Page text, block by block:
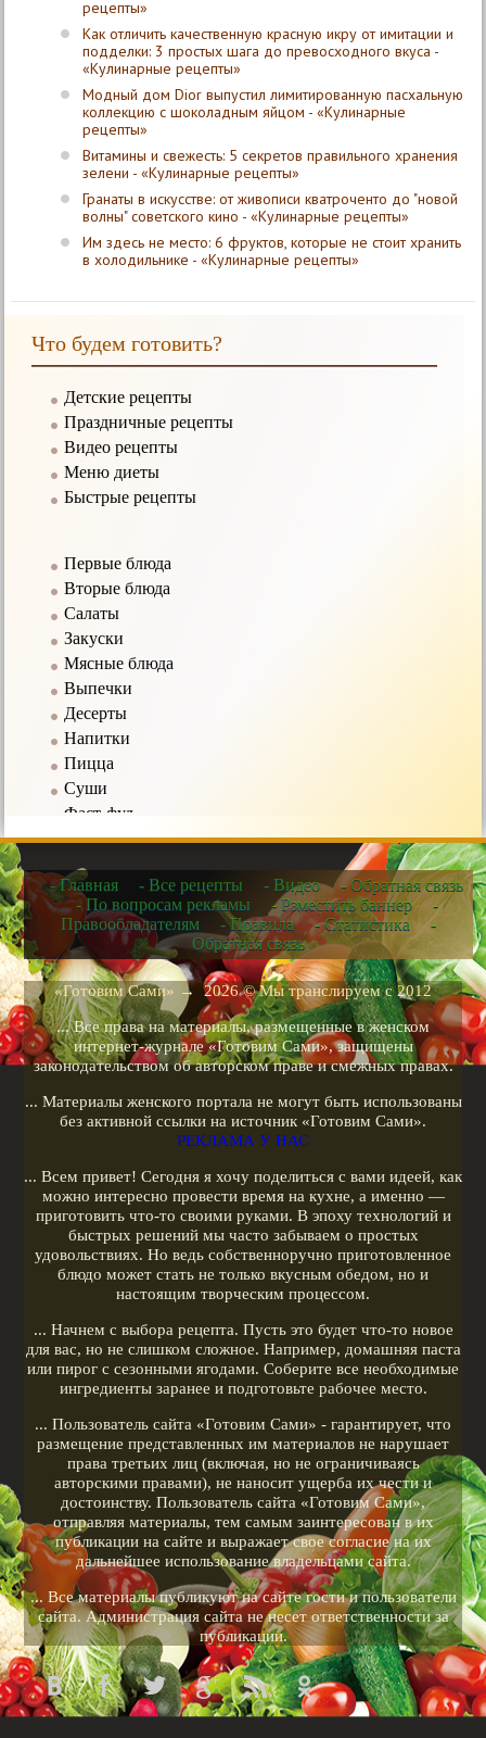
рецепты»
Как отличить качественную красную икру от имитации и
подделки: 3 простых шага до превосходного вкуса -
«Кулинарные рецепты»
Модный дом Dior выпустил лимитированную пасхальную
коллекцию с шоколадным яйцом - «Кулинарные
рецепты»
Витамины и свежесть: 5 секретов правильного хранения
зелени - «Кулинарные рецепты»
Гранаты в искусстве: от живописи кватроченто до "новой
волны" советского кино - «Кулинарные рецепты»
Им здесь не место: 6 фруктов, которые не стоит хранить
в холодильнике - «Кулинарные рецепты»
Что будем готовить?
Детские рецепты
Праздничные рецепты
Видео рецепты
Меню диеты
Быстрые рецепты
Первые блюда
Вторые блюда
Салаты
Закуски
Мясные блюда
Выпечки
Десерты
Напитки
Пицца
Суши
Фаст-фуд
Соусы
Рецепты в мультиварке
Рецепты для микроволновых печей
Рецепты для чайников
Рецепты для кухонных машин
Рецепты для кофеварок
Рецепты для гриля
Кулинарные рецепты
Меню диеты
Показать все теги
РЕКЛАМА У НАС
- Главная - Все рецепты - Видео
- Обратная связь
- По вопросам рекламы
- Рзместить баннер
-
Правообладателям
- Правила - Статистика
-
Обратная связь
«Готовим Сами» →2026© Мы транслируем с 2012
... Все права на материалы, размещенные в женском
интернет-журнале «Готовим Сами», защищены
законодательством об авторском праве и смежных правах.
... Материалы женского портала не могут быть использованы
без активной ссылки на источник «Готовим Сами».
РЕКЛАМА У НАС
... Всем привет! Сегодня я хочу поделиться с вами идеей, как
можно интересно провести время на кухне, а именно —
приготовить что-то своими руками. В эпоху технологий и
быстрых решений мы часто забываем о простых
удовольствиях. Но ведь собственноручно приготовленное
блюдо может стать не только вкусным обедом, но и
настоящим творческим процессом.
... Начнем с выбора рецепта. Пусть это будет что-то новое
для вас, но не слишком сложное. Например, домашняя паста
или пирог с сезонными ягодами. Соберите все необходимые
ингредиенты заранее и подготовьте рабочее место.
... Пользователь сайта «Готовим Сами» - гарантирует, что
размещение представленных им материалов не нарушает
права третьих лиц (включая, но не ограничиваясь
авторскими правами), не наносит ущерба их чести и
достоинству. Пользователь сайта «Готовим Сами»,
отправляя материалы, тем самым заинтересован в их
публикации на сайте и выражает свое согласие на их
дальнейшее использование владельцами сайта.
... Все материалы публикуют на сайте гости и пользователи
сайта. Администрация сайта не несет ответственности за
публикации.